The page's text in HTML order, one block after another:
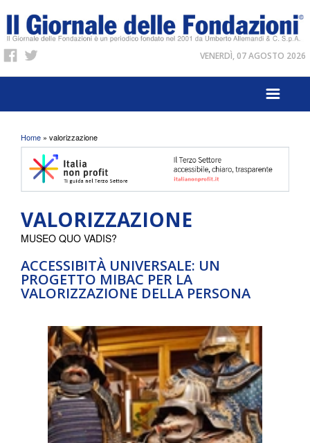
VENERDÌ, 07 AGOSTO 2026
Tu sei qui
Home » valorizzazione
VALORIZZAZIONE
ACCESSIBITÀ UNIVERSALE: UN
PROGETTO MIBAC PER LA
VALORIZZAZIONE DELLA PERSONA
MUSEO QUO VADIS?